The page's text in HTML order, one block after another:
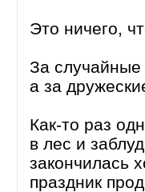
Это ничего,
За случайные
а за
Как-то раз
в лес и
закончилась
праздник